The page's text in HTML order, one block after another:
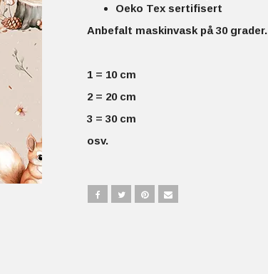
Oeko Tex sertifisert
Anbefalt maskinvask på 30 grader.
1 = 10 cm
2 = 20 cm
3 = 30 cm
osv.